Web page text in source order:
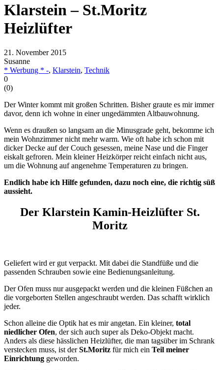
Klarstein – St.Moritz
Heizlüfter
21. November 2015
Susanne
* Werbung * -, Klarstein, Technik
0
(0)
Der Winter kommt mit großen Schritten. Bisher graute es mir immer
davor, denn ich wohne in einer ungedämmten Altbauwohnung.
Wenn es draußen so langsam an die Minusgrade geht, bekomme ich
mein Wohnzimmer nicht mehr warm. Wie oft habe ich schon mit
dicker Decke auf der Couch gesessen, meine Nase und die Finger
eiskalt gefroren. Mein kleiner Heizkörper reicht einfach nicht aus,
um die Wohnung auf angenehme Temperaturen zu bringen.
Endlich habe ich Hilfe gefunden, dazu noch eine, die richtig süß
aussieht.
Der Klarstein Kamin-Heizlüfter St.
Moritz
Geliefert wird er gut verpackt. Mit dabei die Standfüße und die
passenden Schrauben sowie eine Bedienungsanleitung.
Der Ofen muss nur ausgepackt werden und die kleinen Füßchen an
die vorgeborten Stellen angeschraubt werden. Das schafft wirklich
jeder.
Schon alleine die Optik hat es mir angetan. Ein kleiner, total
niedlicher Ofen, der sich auch super als Deko-Objekt macht.
Anders als diese hässlichen Heizlüfter, die man tagsüber im Schrank
verstecken muss, ist derSt.Moritz für mich ein Teil meiner
Einrichtung geworden.